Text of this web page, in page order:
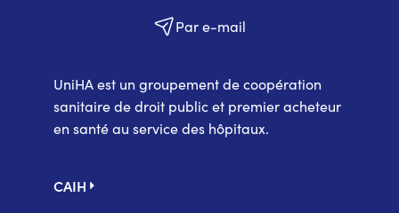
Par e-mail
UniHA est un groupement de coopération
sanitaire de droit public et premier acheteur
en santé au service des hôpitaux.
de
CAIH